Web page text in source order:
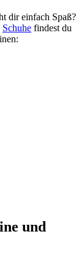
dir einfach Spaß?
Schuhe findest du
und